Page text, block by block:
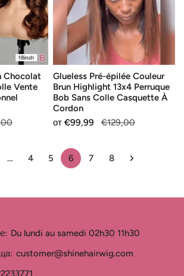
Chocolat
Vente
Brun
Highlight
13x4
Perruque
Bob
Sans
Colle
Casquette
À
Glueless Pré-épilée Couleur
Brun Highlight 13x4 Perruque
Bob Sans Colle Casquette À
Cordon
Продажна
от €99,99
Редовна
€129,00
… 4 5 6 7 8
Du lundi au samedi 02h30 11h30
customer@shinehairwig.com